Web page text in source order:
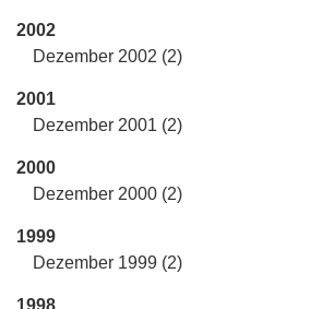
2002
Dezember 2002 (2)
2001
Dezember 2001 (2)
2000
Dezember 2000 (2)
1999
Dezember 1999 (2)
1998